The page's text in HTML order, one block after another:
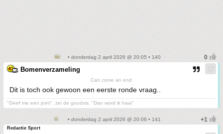
• donderdag 2 april 2026 @ 20:05 • 140
Bomenverzameling
Can come an end
Dit is toch ook gewoon een eerste ronde vraag..
"Geef me een joint", zei de goudvis, "Dan word ik haai"
• donderdag 2 april 2026 @ 20:06 • 141
Redactie Sport